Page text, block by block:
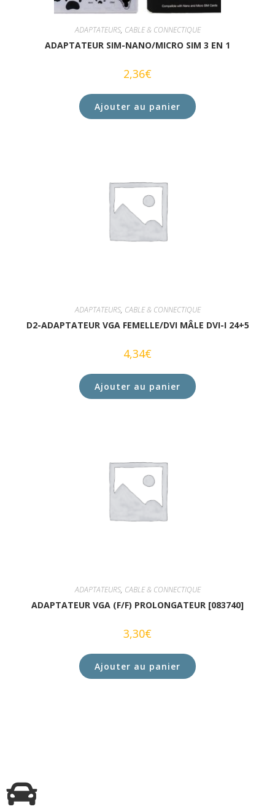
ADAPTATEURS, CABLE & CONNECTIQUE
ADAPTATEUR SIM-NANO/MICRO SIM 3 EN 1
2,36€
Ajouter au panier
ADAPTATEURS, CABLE & CONNECTIQUE
D2-ADAPTATEUR VGA FEMELLE/DVI MÂLE DVI-I 24+5
4,34€
Ajouter au panier
ADAPTATEURS, CABLE & CONNECTIQUE
ADAPTATEUR VGA (F/F) PROLONGATEUR [083740]
3,30€
Ajouter au panier